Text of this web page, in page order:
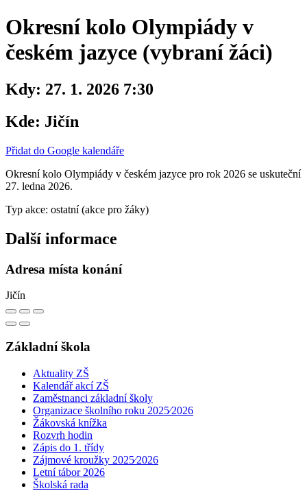
Okresní kolo Olympiády v
českém jazyce (vybraní žáci)
Kdy: 27. 1. 2026 7:30
Kde: Jičín
Přidat do Google kalendáře
Okresní kolo Olympiády v českém jazyce pro rok 2026 se uskuteční
27. ledna 2026.
Typ akce: ostatní (akce pro žáky)
Další informace
Adresa místa konání
Jičín
Základní škola
Aktuality ZŠ
Kalendář akcí ZŠ
Zaměstnanci základní školy
Organizace školního roku 2025⁄2026
Žákovská knížka
Rozvrh hodin
Zápis do 1. třídy
Zájmové kroužky 2025⁄2026
Letní tábor 2026
Školská rada